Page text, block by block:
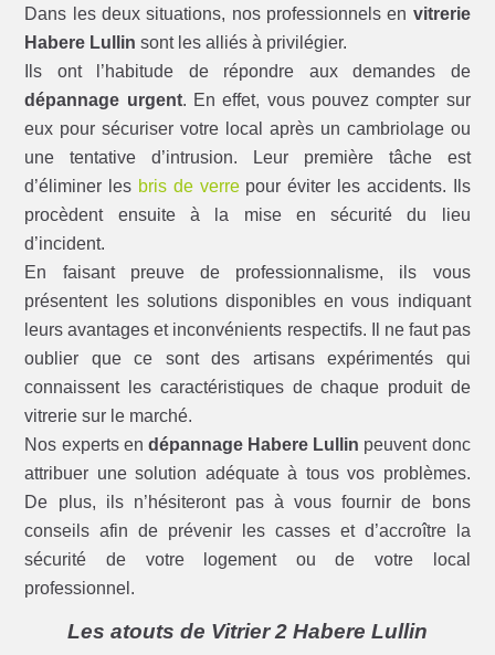
Dans les deux situations, nos professionnels en vitrerie
Habere Lullin sont les alliés à privilégier.
Ils ont l’habitude de répondre aux demandes de
dépannage urgent. En effet, vous pouvez compter sur
eux pour sécuriser votre local après un cambriolage ou
une tentative d’intrusion. Leur première tâche est
d’éliminer les bris de verrepour éviter les accidents. Ils
procèdent ensuite à la mise en sécurité du lieu
d’incident.
En faisant preuve de professionnalisme, ils vous
présentent les solutions disponibles en vous indiquant
leurs avantages et inconvénients respectifs. Il ne faut pas
oublier que ce sont des artisans expérimentés qui
connaissent les caractéristiques de chaque produit de
vitrerie sur le marché.
Nos experts en dépannage Habere Lullin peuvent donc
attribuer une solution adéquate à tous vos problèmes.
De plus, ils n’hésiteront pas à vous fournir de bons
conseils afin de prévenir les casses et d’accroître la
sécurité de votre logement ou de votre local
professionnel.
Les atouts de Vitrier 2 Habere Lullin